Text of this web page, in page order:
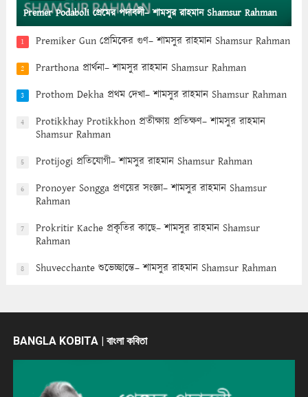
Premer Podaboli প্রেমের পদাবলী– শামসুর রাহমান Shamsur Rahman
1 Premiker Gun প্রেমিকের গুণ– শামসুর রাহমান Shamsur Rahman
2 Prarthona প্রার্থনা– শামসুর রাহমান Shamsur Rahman
3 Prothom Dekha প্রথম দেখা– শামসুর রাহমান Shamsur Rahman
4
Protikkhay Protikkhon প্রতীক্ষায় প্রতিক্ষণ– শামসুর রাহমান
Shamsur Rahman
5 Protijogi প্রতিযোগী– শামসুর রাহমান Shamsur Rahman
6
Pronoyer Songga প্রণয়ের সংজ্ঞা– শামসুর রাহমান Shamsur
Rahman
7
Prokritir Kache প্রকৃতির কাছে– শামসুর রাহমান Shamsur
Rahman
8 Shuvecchante শুভেচ্ছান্তে– শামসুর রাহমান Shamsur Rahman
BANGLA KOBITA | বাংলা কবিতা